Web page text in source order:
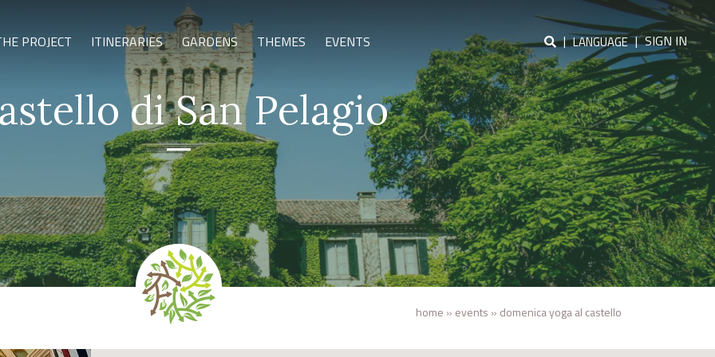
PROJECT ITINERARIES GARDENS THEMES EVENTS | LANGUAGE | SIGN IN
di San Pelagio
home » events » domenica yoga al castello